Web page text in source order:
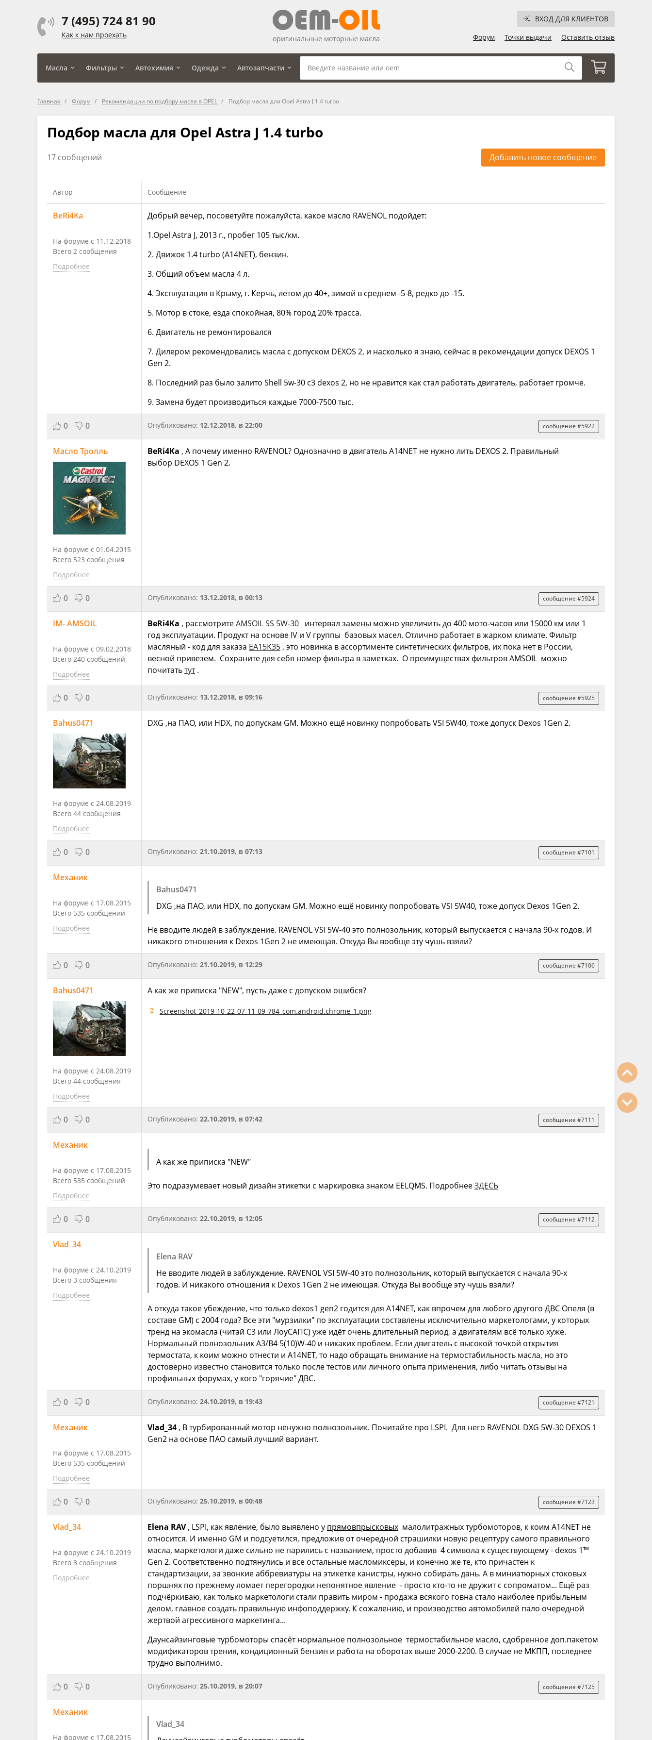
7 (495) 724 81 90
Как к нам проехать
ВХОД ДЛЯ КЛИЕНТОВ
Форум
Точки выдачи Оставить отзыв
оригинальные моторные масла
Масла Фильтры Автохимия Одежда Автозапчасти
Главная Форум Рекомендации по подбору масла в OPEL Подбор масла для Opel Astra J 1.4 turbo
Подбор масла для Opel Astra J 1.4 turbo
17 сообщений Добавить новое сообщение
Автор Сообщение
BeRi4Ka
На форуме с 11.12.2018
Всего 2 сообщения
Подробнее
Добрый вечер, посоветуйте пожалуйста, какое масло RAVENOL подойдет:
1.Opel Astra J, 2013 г., пробег 105 тыс/км.
2. Движок 1.4 turbo (A14NET), бензин.
3. Общий объем масла 4 л.
4. Эксплуатация в Крыму, г. Керчь, летом до 40+, зимой в среднем -5-8, редко до -15.
5. Мотор в стоке, езда спокойная, 80% город 20% трасса.
6. Двигатель не ремонтировался
7. Дилером рекомендовались масла с допуском DEXOS 2, и насколько я знаю, сейчас в рекомендации допуск DEXOS 1
Gen 2.
8. Последний раз было залито Shell 5w-30 c3 deхos 2, но не нравится как стал работать двигатель, работает громче.
9. Замена будет производиться каждые 7000-7500 тыс.
0 0 Опубликовано: 12.12.2018, в 22:00 сообщение #5922
Масло Тролль
На форуме с 01.04.2015
Всего 523 сообщения
Подробнее
BeRi4Ka , А почему именно RAVENOL? Однозначно в двигатель A14NET не нужно лить DEXOS 2. Правильный
выбор DEXOS 1 Gen 2.
0 0 Опубликовано: 13.12.2018, в 00:13 сообщение #5924
IM- AMSOIL
На форуме с 09.02.2018
Всего 240 сообщений
Подробнее
BeRi4Ka , рассмотритеAMSOIL SS 5W-30 интервал замены можно увеличить до 400 мото-часов или 15000 км или 1
год эксплуатации. Продукт на основе IV и V группы базовых масел. Отлично работает в жарком климате. Фильтр
масляный - код для заказа EA15K35 , это новинка в ассортименте синтетических фильтров, их пока нет в России,
весной привезем. Сохраните для себя номер фильтра в заметках. О преимуществах фильтров AMSOIL можно
почитатьтут.
0 0 Опубликовано: 13.12.2018, в 09:16 сообщение #5925
Bahus0471
На форуме с 24.08.2019
Всего 44 сообщения
Подробнее
DXG ,на ПАО, или HDX, по допускам GM. Можно ещё новинку попробовать VSI 5W40, тоже допуск Dexos 1Gen 2.
0 0 Опубликовано: 21.10.2019, в 07:13 сообщение #7101
Механик
На форуме с 17.08.2015
Всего 535 сообщений
Подробнее
Bahus0471
DXG ,на ПАО, или HDX, по допускам GM. Можно ещё новинку попробовать VSI 5W40, тоже допуск Dexos 1Gen 2.
Не вводите людей в заблуждение. RAVENOL VSI 5W-40 это полнозольник, который выпускается с начала 90-х годов. И
никакого отношения к Dexos 1Gen 2 не имеющая. Откуда Вы вообще эту чушь взяли?
0 0 Опубликовано: 21.10.2019, в 12:29 сообщение #7106
Bahus0471
На форуме с 24.08.2019
Всего 44 сообщения
Подробнее
А как же приписка "NEW", пусть даже с допуском ошибся?
Screenshot_2019-10-22-07-11-09-784_com.android.chrome_1.png
0 0 Опубликовано: 22.10.2019, в 07:42 сообщение #7111
Механик
На форуме с 17.08.2015
Всего 535 сообщений
Подробнее
А как же приписка "NEW"
Это подразумевает новый дизайн этикетки с маркировка знаком EELQMS. ПодробнееЗДЕСЬ
0 0 Опубликовано: 22.10.2019, в 12:05 сообщение #7112
Vlad_34
На форуме с 24.10.2019
Всего 3 сообщения
Подробнее
Elena RAV
Не вводите людей в заблуждение. RAVENOL VSI 5W-40 это полнозольник, который выпускается с начала 90-х
годов. И никакого отношения к Dexos 1Gen 2 не имеющая. Откуда Вы вообще эту чушь взяли?
А откуда такое убеждение, что только dexos1 gen2 годится для A14NET, как впрочем для любого другого ДВС Опеля (в
составе GM) с 2004 года? Все эти "мурзилки" по эксплуатации составлены исключительно маркетологами, у которых
тренд на экомасла (читай С3 или ЛоуСАПС) уже идёт очень длительный период, а двигателям всё только хуже.
Нормальный полнозольник A3/B4 5(10)W-40 и никаких проблем. Если двигатель с высокой точкой открытия
термостата, к коим можно отнести и A14NET, то надо обращать внимание на термостабильность масла, но это
достоверно известно становится только после тестов или личного опыта применения, либо читать отзывы на
профильных форумах, у кого "горячие" ДВС.
0 0 Опубликовано: 24.10.2019, в 19:43 сообщение #7121
Механик
На форуме с 17.08.2015
Всего 535 сообщений
Подробнее
Vlad_34 , В турбированный мотор ненужно полнозольник. Почитайте про LSPI. Для него RAVENOL DXG 5W-30 DEXOS 1
Gen2 на основе ПАО самый лучший вариант.
0 0 Опубликовано: 25.10.2019, в 00:48 сообщение #7123
Vlad_34
На форуме с 24.10.2019
Всего 3 сообщения
Подробнее
Elena RAV, LSPI, как явление, было выявлено у прямовпрысковых малолитражных турбомоторов, к коим A14NET не
относится. И именно GM и подсуетился, предложив от очередной страшилки новую рецептуру самого правильного
масла, маркетологи даже сильно не парились с названием, просто добавив 4 символа к существующему - dexos 1™
Gen 2. Соответственно подтянулись и все остальные масломиксеры, и конечно же те, кто причастен к
стандартизации, за звонкие аббревиатуры на этикетке канистры, нужно собирать дань. А в миниатюрных стоковых
поршнях по прежнему ломает перегородки непонятное явление - просто кто-то не дружит с сопроматом... Ещё раз
подчёркиваю, как только маркетологи стали править миром - продажа всякого говна стало наиболее прибыльным
делом, главное создать правильную инфоподдержку. К сожалению, и производство автомобилей пало очередной
жертвой агрессивного маркетинга...
Даунсайзинговые турбомоторы спасёт нормальное полнозольное термостабильное масло, сдобренное доп.пакетом
модификаторов трения, кондиционный бензин и работа на оборотах выше 2000-2200. В случае не МКПП, последнее
трудно выполнимо.
0 0 Опубликовано: 25.10.2019, в 20:07 сообщение #7125
Механик
На форуме с 17.08.2015
Vlad_34